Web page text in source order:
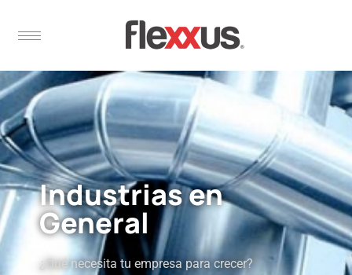
Industrias en
General
¿Qué necesita tu empresa para crecer?